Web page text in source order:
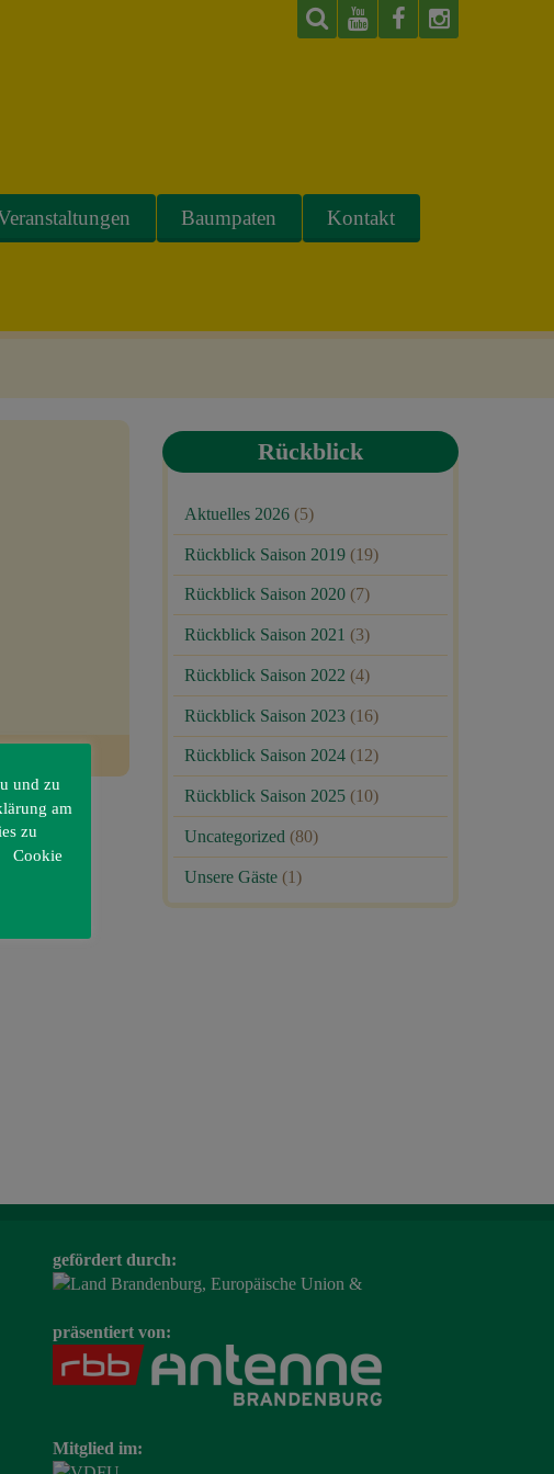
Baumpaten Kontakt
Rückblick
Aktuelles 2026 (5)
Rückblick Saison 2019 (19)
Rückblick Saison 2020 (7)
Rückblick Saison 2021 (3)
Rückblick Saison 2022 (4)
Rückblick Saison 2023 (16)
Rückblick Saison 2024 (12)
Rückblick Saison 2025 (10)
Uncategorized (80)
Unsere Gäste (1)
gefördert durch:
präsentiert von:
Mitglied im:
und zu
am
zu
Cookie